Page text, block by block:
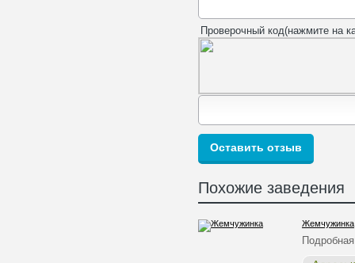
Проверочный код(нажмите на
Похожие заведения
Жемчужинка